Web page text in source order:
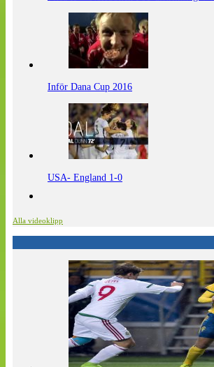
Inför Dana Cup 2016
USA- England 1-0
Alla videoklipp